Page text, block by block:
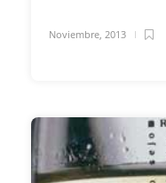
Noviembre, 2013